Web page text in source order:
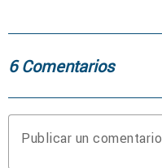
6 Comentarios
Publicar un comentario